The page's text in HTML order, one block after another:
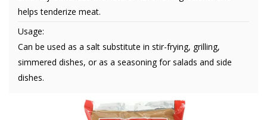
helps tenderize meat.
Usage:
Can be used as a salt substitute in stir-frying, grilling,
simmered dishes, or as a seasoning for salads and side
dishes.